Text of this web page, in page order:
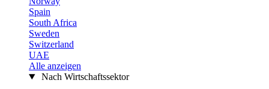
Spain
South Africa
Sweden
Switzerland
UAE
Alle anzeigen
Nach Wirtschaftssektor